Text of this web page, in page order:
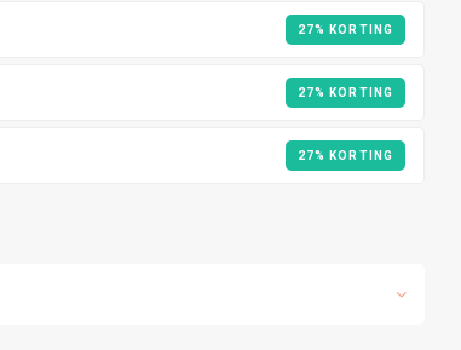
27% KORTING
27% KORTING
27% KORTING